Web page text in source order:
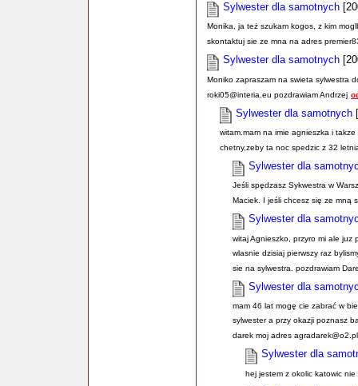
Sylwester dla samotnych
Monika, ja też szukam kogos, z kim
skontaktuj sie ze mna na adres
Sylwester dla samotnych
Moniko zapraszam na swieta sylwestra
roki05@interia.eu pozdrawiam Andrzej
Sylwester dla samotnych
witam.mam na imie agnieszka i
chetny,zeby ta noc spedzic z 32
Sylwester dla
Jeśli spędzasz Sykwestra w
Maciek. I jeśli chcesz się ze mną
Sylwester dla
witaj Agnieszko, przyro mi ale
wlasnie dzisiaj pierwszy raz
sie na sylwestra. pozdrawiam
Sylwester dla
mam 46 lat mogę cie zabrać w
sylwester a przy okazji poznasz
darek moj adres agradarek@o2.pl
Sylwester dla
hej jestem z okolic katowic